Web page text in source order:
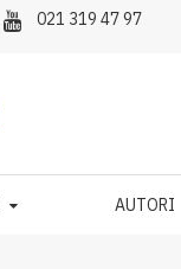
021 319 47 97
AUTORI